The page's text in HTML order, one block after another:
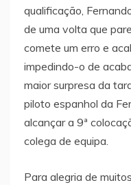
qualificação,
de uma volta que
comete um erro e
impedindo-o de
maior surpresa da
piloto espanhol da
alcançar a 9ª
colega de equipa.
Para alegria de